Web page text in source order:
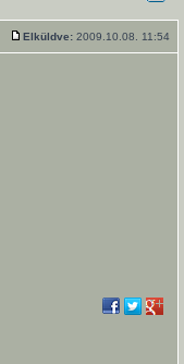
Elküldve: 2009.10.08. 11:54